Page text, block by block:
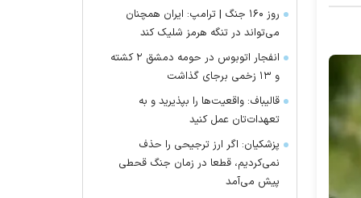
روز ۱۶۰ جنگ | ترامپ: ایران همچنان
می‌تواند در تنگه هرمز شلیک کند
انفجار اتوبوس در حومه دمشق ۲ کشته
و ۱۳ زخمی برجای گذاشت
قالیباف: واقعیت‌ها را بپذیرید و به
تعهدات‌تان عمل کنید
پزشکیان: اگر ارز ترجیحی را حذف
نمی‌کردیم، قطعا در زمان جنگ قحطی
پیش می‌آمد